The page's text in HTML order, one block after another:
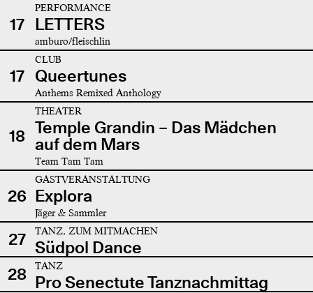
17
PERFORMANCE
LETTERS
amburo/fleischlin
17
CLUB
Queertunes
Anthems Remixed Anthology
18
THEATER
Temple Grandin – Das Mädchen
auf dem Mars
Team Tam Tam
26
GASTVERANSTALTUNG
Explora
Jäger & Sammler
27 TANZ, ZUM MITMACHEN
Südpol Dance
28
TANZ
Pro Senectute Tanznachmittag